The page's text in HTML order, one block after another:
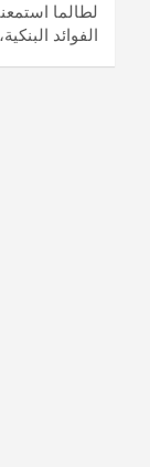
لطالما
الفوائد